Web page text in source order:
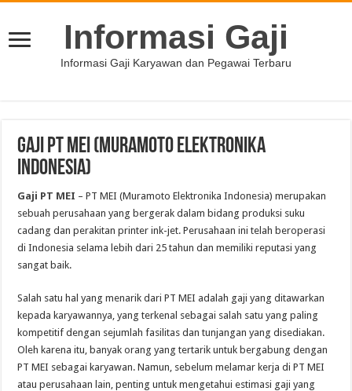
Informasi Gaji
Informasi Gaji Karyawan dan Pegawai Terbaru
Gaji PT MEI (Muramoto Elektronika
Indonesia)
Gaji PT MEI – PT MEI (Muramoto Elektronika Indonesia) merupakan
sebuah perusahaan yang bergerak dalam bidang produksi suku
cadang dan perakitan printer ink-jet. Perusahaan ini telah beroperasi
di Indonesia selama lebih dari 25 tahun dan memiliki reputasi yang
sangat baik.
Salah satu hal yang menarik dari PT MEI adalah gaji yang ditawarkan
kepada karyawannya, yang terkenal sebagai salah satu yang paling
kompetitif dengan sejumlah fasilitas dan tunjangan yang disediakan.
Oleh karena itu, banyak orang yang tertarik untuk bergabung dengan
PT MEI sebagai karyawan. Namun, sebelum melamar kerja di PT MEI
atau perusahaan lain, penting untuk mengetahui estimasi gaji yang